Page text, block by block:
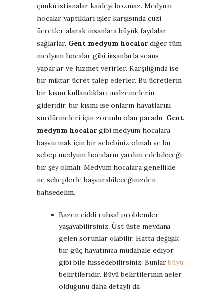
çünkü istisnalar kaideyi bozmaz. Medyum
hocalar yaptıkları işler karşısında cüzi
ücretler alarak insanlara büyük faydalar
sağlarlar. Gent medyum hocalardiğer tüm
medyum hocalar gibi insanlarla seans
yaparlar ve hizmet verirler. Karşılığında ise
bir miktar ücret talep ederler. Bu ücretlerin
bir kısmı kullandıkları malzemelerin
gideridir, bir kısmı ise onların hayatlarını
sürdürmeleri için zorunlu olan paradır. Gent
medyum hocalargibi medyum hocalara
başvurmak için bir sebebiniz olmalı ve bu
sebep medyum hocaların yardım edebileceği
bir şey olmalı. Medyum hocalara genellikle
ne sebeplerle başvurabileceğinizden
bahsedelim.
Bazen ciddi ruhsal problemler
yaşayabilirsiniz. Üst üste meydana
gelen sorunlar olabilir. Hatta değişik
bir güç hayatınıza müdahale ediyor
gibi bile hissedebilirsiniz. Bunlar büyü
belirtileridir. Büyü belirtilerinin neler
olduğunu daha detaylı da